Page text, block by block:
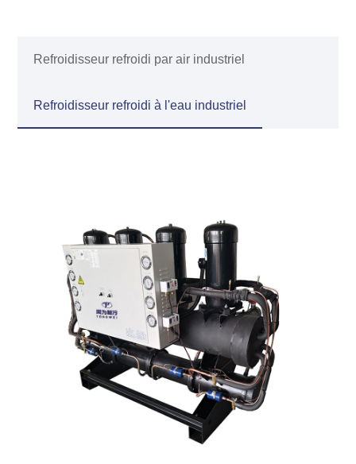
Refroidisseur refroidi par air industriel
Refroidisseur refroidi à l'eau industriel